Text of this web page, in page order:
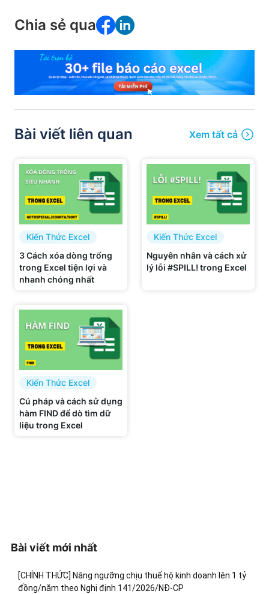
Chia sẻ qua
Bài viết liên quan Xem tất cả
Kiến Thức Excel
3 Cách xóa dòng trống
trong Excel tiện lợi và
nhanh chóng nhất
Kiến Thức Excel
Nguyên nhân và cách xử
lý lỗi #SPILL! trong Excel
Kiến Thức Excel
Cú pháp và cách sử dụng
hàm FIND để dò tìm dữ
liệu trong Excel
Bài viết mới nhất
[CHÍNH THỨC] Nâng ngưỡng chịu thuế hộ kinh doanh lên 1 tỷ
đồng/năm theo Nghị định 141/2026/NĐ-CP